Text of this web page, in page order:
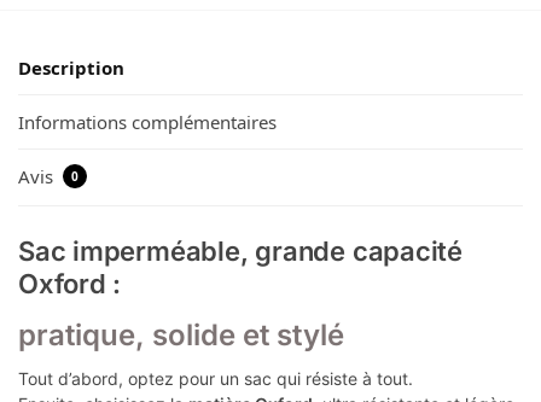
Description
Informations complémentaires
Avis 0
Sac imperméable, grande capacité
Oxford :
pratique, solide et stylé
Tout d’abord, optez pour un sac qui résiste à tout.